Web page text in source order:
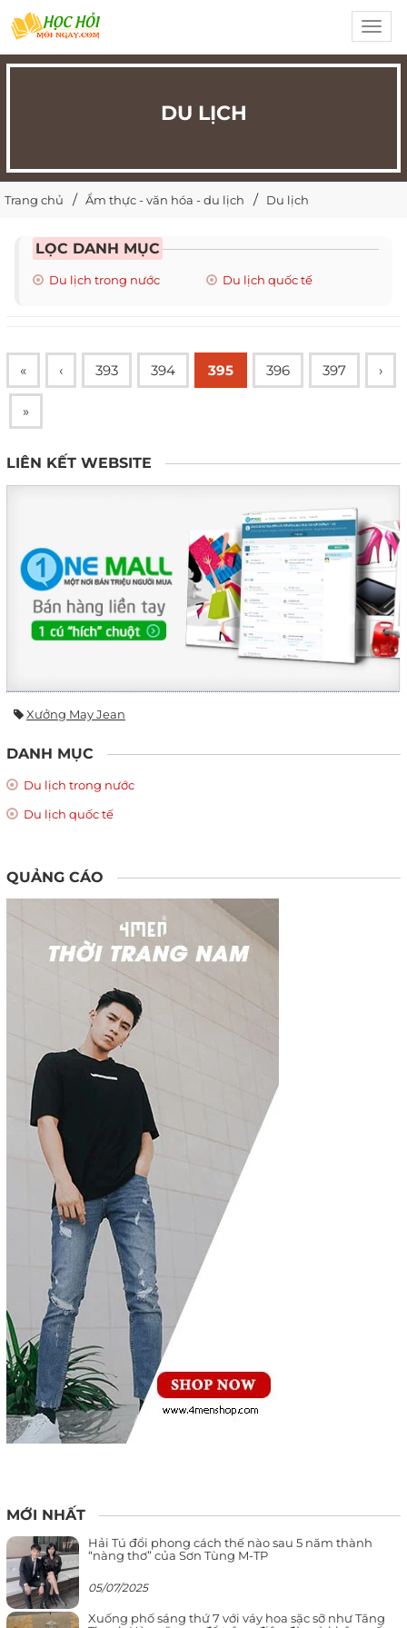
DU LỊCH
Trang chủ Ẩm thực - văn hóa - du lịch Du lịch
LỌC DANH MỤC
Du lịch trong nước Du lịch quốc tế
« ‹ 393 394 395 396 397 ›
»
LIÊN KẾT WEBSITE
Xưởng May Jean
DANH MỤC
Du lịch trong nước
Du lịch quốc tế
QUẢNG CÁO
MỚI NHẤT
Hải Tú đổi phong cách thế nào sau 5 năm thành
“nàng thơ” của Sơn Tùng M-TP
05/07/2025
Xuống phố sáng thứ 7 với váy hoa sặc sỡ như Tăng